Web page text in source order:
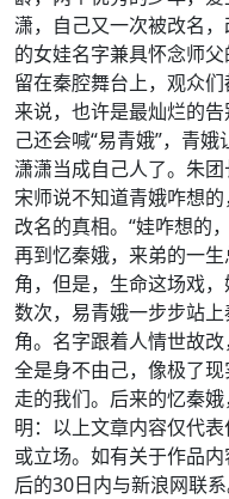
潇，自己又一次被改名
的女娃名字兼具怀念师
留在秦腔舞台上，观众
来说，也许是最灿烂的
己还会喊“易青娥”，青
潇潇当成自己人了。​朱团
宋师说不知道青娥咋想
改名的真相。​“娃咋想的
再到忆秦娥，来弟的一
角，但是，生命这场戏
数次，易青娥一步步站
角。​名字跟着人情世故
全是身不由己，像极了
走的我们。​后来的忆秦
明：以上文章内容仅代
或立场。如有关于作品
后的30日内与新浪网联系